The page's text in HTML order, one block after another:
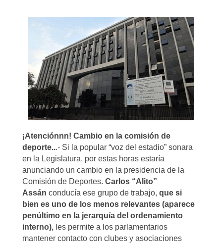
¡Atenciónnn! Cambio en la comisión de
deporte...- Si la popular “voz del estadio” sonara
en la Legislatura, por estas horas estaría
anunciando un cambio en la presidencia de la
Comisión de Deportes. Carlos “Alito”
Assán conducía ese grupo de trabajo, que si
bien es uno de los menos relevantes (aparece
penúltimo en la jerarquía del ordenamiento
interno),les permite a los parlamentarios
mantener contacto con clubes y asociaciones